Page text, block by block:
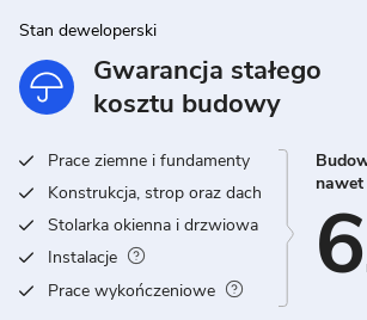
Stan deweloperski
Gwarancja stałego
kosztu budowy
Prace ziemne i fundamenty
Konstrukcja, strop oraz dach
Stolarka okienna i drzwiowa
Instalacje
Prace wykończeniowe
6